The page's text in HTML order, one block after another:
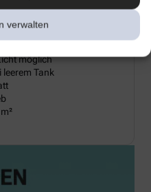
verwalten
für eine angenehme
geeignet
möglich
Tank